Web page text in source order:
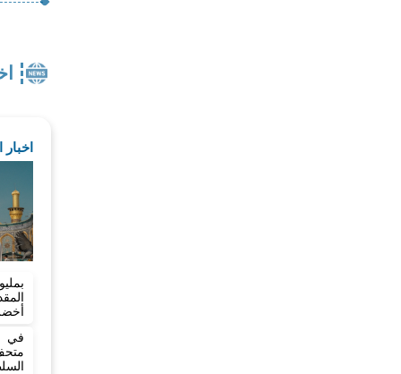
أخضر
في